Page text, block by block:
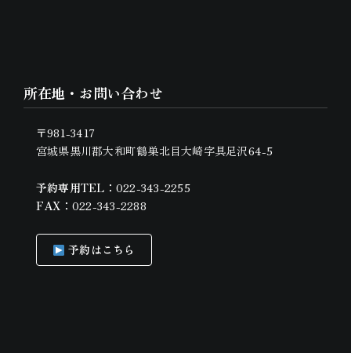
所在地・お問い合わせ
〒981-3417
宮城県黒川郡大和町鶴巣北目大崎字具足沢64-5
予約専用TEL： 022-343-2255
FAX： 022-343-2288
予約はこちら